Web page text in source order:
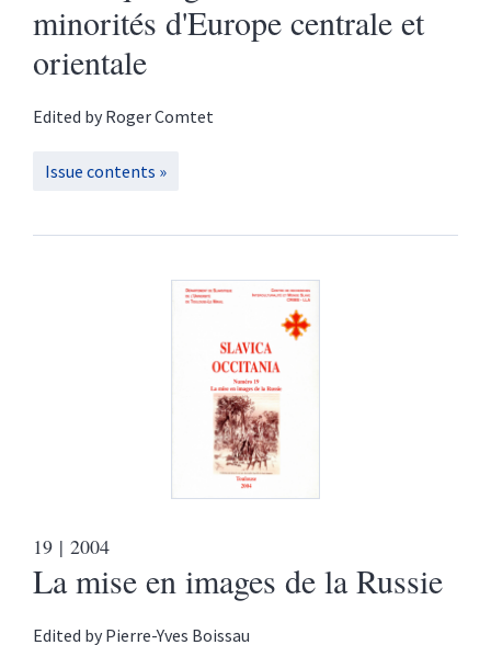
minorités d'Europe centrale et
orientale
Edited by RogerComtet
Issue contents
19 | 2004
La mise en images de la Russie
Edited by Pierre-Yves Boissau